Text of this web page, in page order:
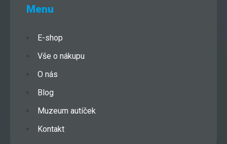
Menu
E-shop
Vše o nákupu
O nás
Blog
Muzeum autíček
Kontakt